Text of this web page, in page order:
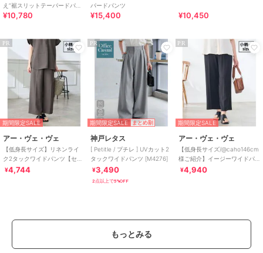
え”裾スリットテーパードパン
ツ
¥10,780
パードパンツ
¥15,400 ¥10,450
PR
期間限定SALE
アー・ヴェ・ヴェ
【低身長サイズ】リネンライ
ク2タックワイドパンツ【セッ
トアップ対応/接触冷感/UVカ
¥4,744
PR
期間限定SALE まとめ割
神戸レタス
[ Petitle / プチレ ] UVカット2
タックワイドパンツ [M4276]
¥3,490
2点以上で5%OFF
PR
期間限定SALE
アー・ヴェ・ヴェ
【低身長サイズ/@caho146cm
様ご紹介】イージーワイドパ
ンツ［接触冷感/速乾/UVカッ
¥4,940
もっとみる